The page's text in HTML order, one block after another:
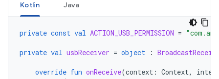
Kotlin Java
private const val ACTION_USB_PERMISSION =
private val usbReceiver = object :
override fun onReceive(context : Context,